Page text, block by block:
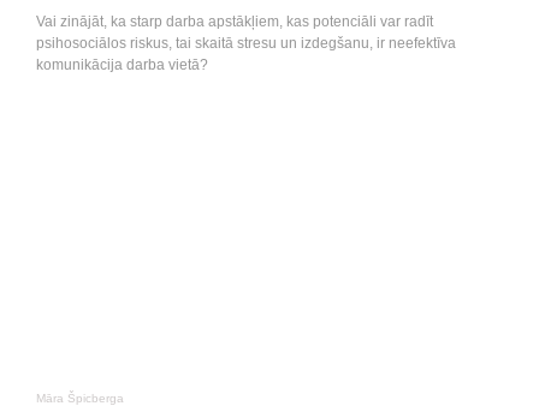
Vai zinājāt, ka starp darba apstākļiem, kas potenciāli var radīt
psihosociālos riskus, tai skaitā stresu un izdegšanu, ir neefektīva
komunikācija darba vietā?
Māra Špicberga